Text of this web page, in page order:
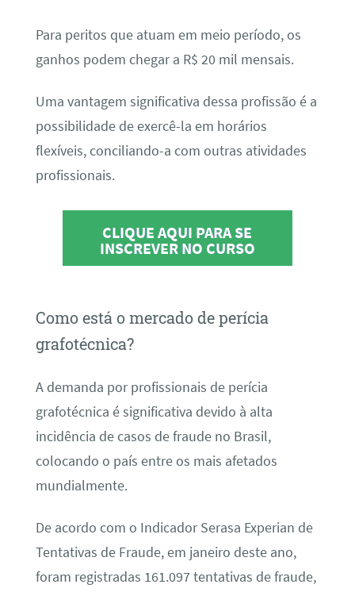
Para peritos que atuam em meio período, os
ganhos podem chegar a R$ 20 mil mensais.
Uma vantagem significativa dessa profissão é a
possibilidade de exercê-la em horários
flexíveis, conciliando-a com outras atividades
profissionais.
CLIQUE AQUI PARA SE
INSCREVER NO CURSO
Como está o mercado de perícia
grafotécnica?
A demanda por profissionais de perícia
grafotécnica é significativa devido à alta
incidência de casos de fraude no Brasil,
colocando o país entre os mais afetados
mundialmente.
De acordo com o Indicador Serasa Experian de
Tentativas de Fraude, em janeiro deste ano,
foram registradas 161.097 tentativas de fraude,